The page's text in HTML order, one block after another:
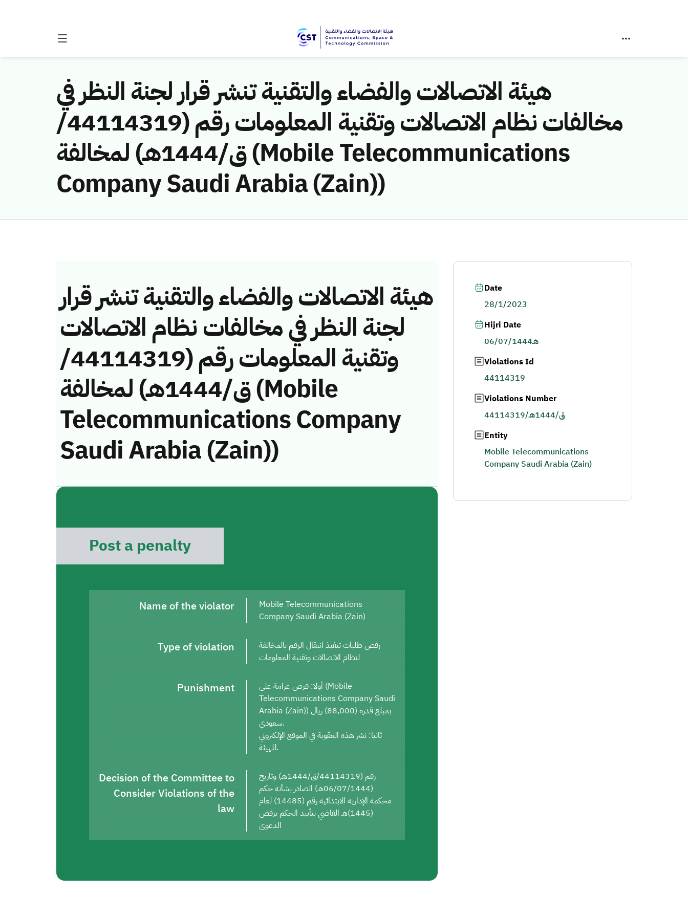
هيئة الاتصالات والفضاء والتقنية تنشر قرار لجنة النظر في
مخالفات نظام الاتصالات وتقنية المعلومات رقم (44114319/
ق/1444هـ) لمخالفة (Mobile Telecommunications
Company Saudi Arabia (Zain))
هيئة الاتصالات والفضاء والتقنية تنشر قرار
لجنة النظر في مخالفات نظام الاتصالات
وتقنية المعلومات رقم (44114319/
ق/1444هـ) لمخالفة (Mobile
Telecommunications Company
Saudi Arabia (Zain))
Post a penalty
Name of the violator
Mobile Telecommunications
Company Saudi Arabia (Zain)
Type of violation
رفض طلبات تنفيذ انتقال الرقم بالمخالفة
لنظام الاتصالات وتقنية المعلومات
Punishment
أولا: فرض غرامة على (Mobile
Telecommunications Company Saudi
Arabia (Zain)) بمبلغ قدره (88,000) ريال
سعودي.
ثانيا: نشر هذه العقوبة في الموقع الإلكتروني
للهيئة.
Decision of the Committee to
Consider Violations of the
law
رقم (44114319/ق/1444هـ) وتاريخ
(06/07/1444هـ) الصادر بشأنه حكم
محكمة الإدارية الابتدائية رقم (14485) لعام
(1445)هـ القاضي بتأييد الحكم برفض
الدعوى
Date
28/1/2023
Hijri Date
06/07/1444هـ
Violations Id
44114319
Violations Number
44114319/ق/1444هـ
Entity
Mobile Telecommunications
Company Saudi Arabia (Zain)